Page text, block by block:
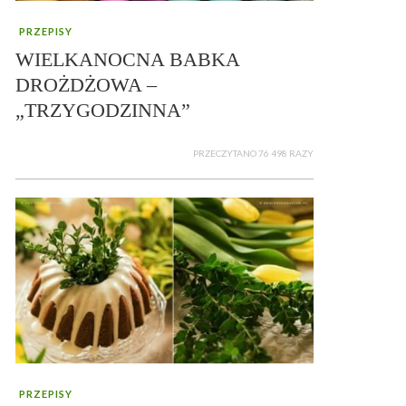
PRZEPISY
WIELKANOCNA BABKA
DROŻDŻOWA –
„TRZYGODZINNA”
PRZECZYTANO 76 498 RAZY
PRZEPISY